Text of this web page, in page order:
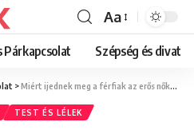
Font
Resizer
Aa
Párkapcsolat Szépség és divat
>Miért ijednek meg a férfiak az erős nőktől? 8 őszinte ok a bizonytalanság mögött
TEST ÉS LÉLEK